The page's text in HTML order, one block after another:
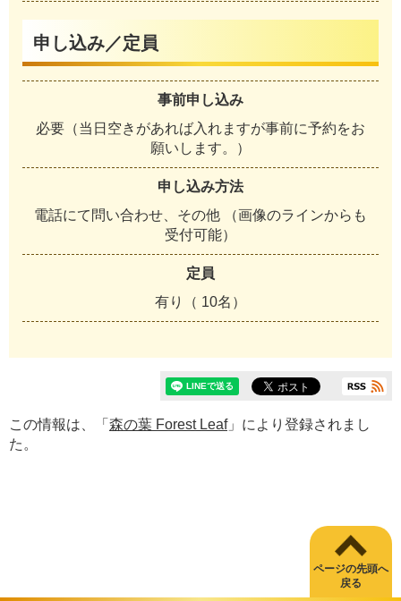
申し込み／定員
事前申し込み
必要（当日空きがあれば入れますが事前に予約をお
願いします。）
申し込み方法
電話にて問い合わせ、その他 （画像のラインからも
受付可能）
定員
有り（ 10名）
この情報は、「 森の葉 Forest Leaf」により登録されまし
た。
ページの先頭へ
戻る